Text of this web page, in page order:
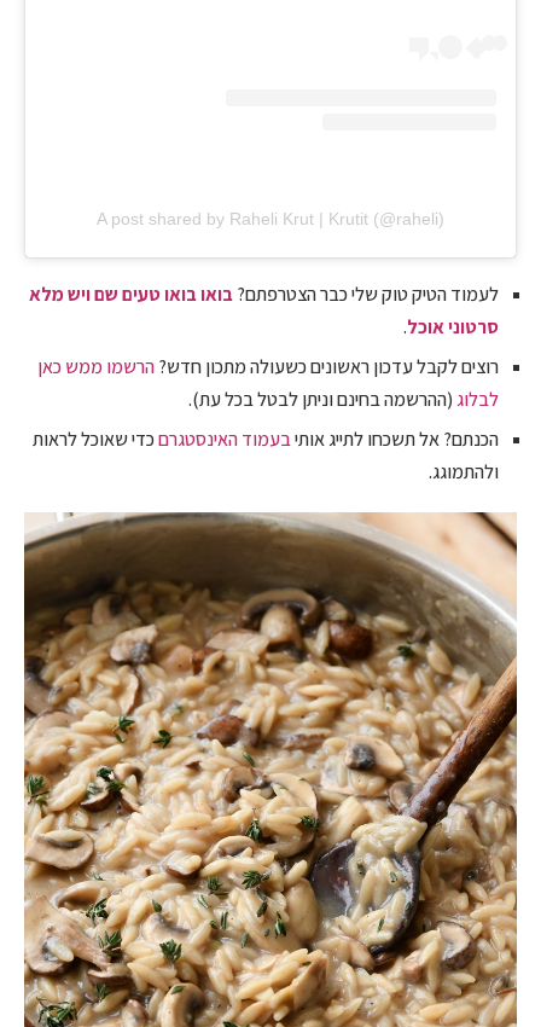
A post shared by Raheli Krut | Krutit (@raheli)
לעמוד הטיק טוק שלי כבר הצטרפתם?בואו בואו טעים שם ויש מלא
סרטוני אוכל.
רוצים לקבל עדכון ראשונים כשעולה מתכון חדש?הרשמו ממש כאן
לבלוג(ההרשמה בחינם וניתן לבטל בכל עת).
הכנתם? אל תשכחו לתייג אותיבעמוד האינסטגרםכדי שאוכל לראות
ולהתמוגג.